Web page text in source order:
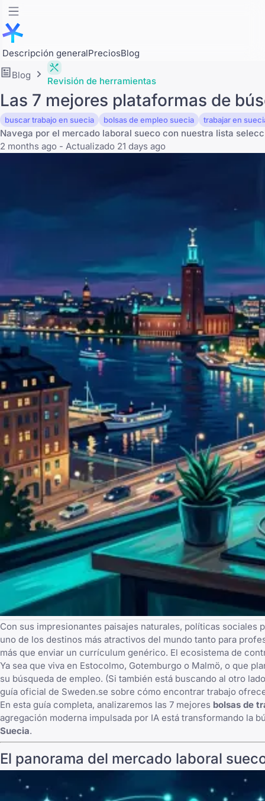
Descripción generalPreciosBlog
Blog
Revisión de herramientas
Las 7 mejores plataformas de
buscar trabajo en suecia bolsas de empleo suecia trabajar en
Navega por el mercado laboral sueco con nuestra lista
2 months ago - Actualizado 21 days ago
Con sus impresionantes paisajes naturales, políticas
uno de los destinos más atractivos del mundo tanto para
más que enviar un currículum genérico. El ecosistema de
Ya sea que viva en Estocolmo, Gotemburgo o Malmö, o que
su búsqueda de empleo. (Si también está buscando al otro
guía oficial de Sweden.se sobre cómo encontrar trabajo
En esta guía completa, analizaremos las 7 mejores bolsas de
agregación moderna impulsada por IA está transformando la
Suecia.
El panorama del mercado laboral